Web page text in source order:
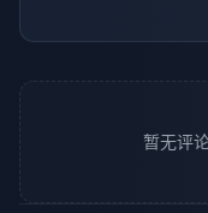
暂无评